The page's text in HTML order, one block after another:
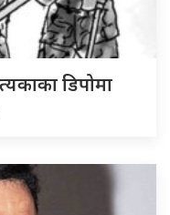
डिपोमा